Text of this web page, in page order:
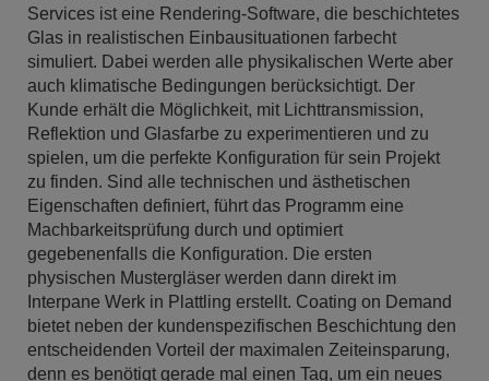
Services ist eine Rendering-Software, die beschichtetes
Glas in realistischen Einbausituationen farbecht
simuliert. Dabei werden alle physikalischen Werte aber
auch klimatische Bedingungen berücksichtigt. Der
Kunde erhält die Möglichkeit, mit Lichttransmission,
Reflektion und Glasfarbe zu experimentieren und zu
spielen, um die perfekte Konfiguration für sein Projekt
zu finden. Sind alle technischen und ästhetischen
Eigenschaften definiert, führt das Programm eine
Machbarkeitsprüfung durch und optimiert
gegebenenfalls die Konfiguration. Die ersten
physischen Mustergläser werden dann direkt im
Interpane Werk in Plattling erstellt. Coating on Demand
bietet neben der kundenspezifischen Beschichtung den
entscheidenden Vorteil der maximalen Zeiteinsparung,
denn es benötigt gerade mal einen Tag, um ein neues